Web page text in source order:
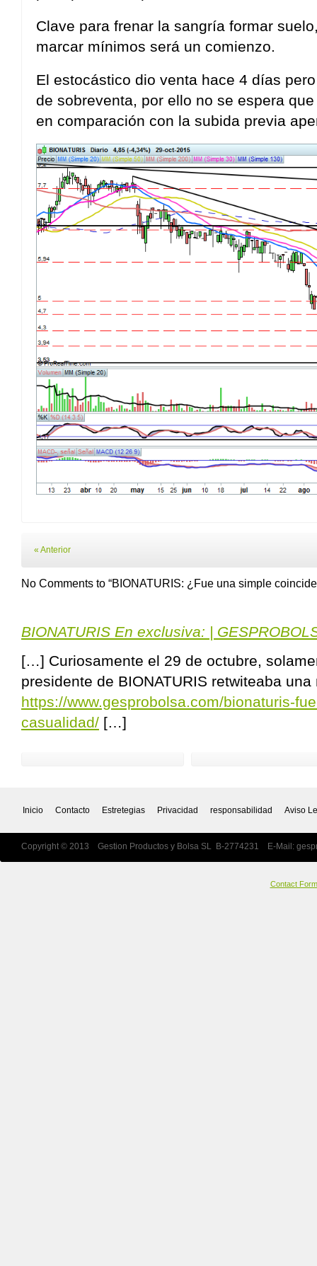
Clave para frenar la sangría formar
marcar mínimos será un comienzo.
El estocástico dio venta hace 4 días
de sobreventa, por ello no se espera
en comparación con la subida previa
« Anterior
No Comments to “BIONATURIS: ¿Fue una simple
BIONATURIS En exclusiva: |
[…] Curiosamente el 29 de octubre,
presidente de BIONATURIS retwiteaba
https://www.gesprobolsa.com/bionaturis-
casualidad/ […]
Inicio Contacto Estretegias Privacidad responsabilidad Aviso
Copyright © 2013 Gestion Productos y Bolsa SL B-2774231 E-Mail:
Contact Form